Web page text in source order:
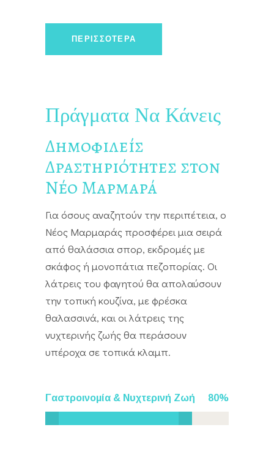
ΠΕΡΙΣΣΌΤΕΡΑ
Πράγματα Να Κάνεις
Δημοφιλείς
Δραστηριότητες στον
Νέο Μαρμαρά
Για όσους αναζητούν την περιπέτεια, ο
Νέος Μαρμαράς προσφέρει μια σειρά
από θαλάσσια σπορ, εκδρομές με
σκάφος ή μονοπάτια πεζοπορίας. Οι
λάτρεις του φαγητού θα απολαύσουν
την τοπική κουζίνα, με φρέσκα
θαλασσινά, και οι λάτρεις της
νυχτερινής ζωής θα περάσουν
υπέροχα σε τοπικά κλαμπ.
Γαστροινομία & Νυχτερινή Ζωή 80